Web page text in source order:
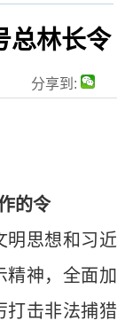
总林长令
分享到:
的令
明思想和习近
精神，全面加
打击非法捕猎